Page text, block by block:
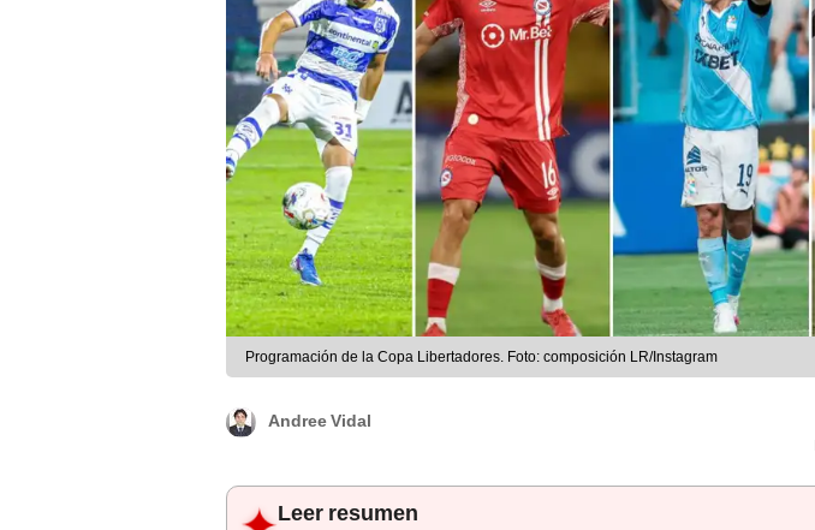
Programación de la Copa Libertadores. Foto: composición LR/Instagram
Andree Vidal
Leer resumen